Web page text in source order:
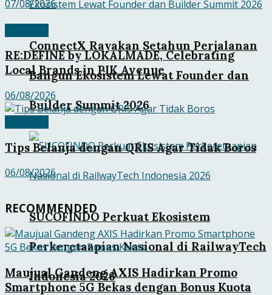
ConnectX Rayakan Setahun Perjalanan
Bangun Ekosistem Lewat Founder dan
Builder Summit 2026
SUCOFINDO Perkuat Ekosistem
Perkeretaapian Nasional di RailwayTech
Indonesia 2026
07/08/2026
RE:DEFINE by LOKALMADE, Celebrating
Local Brands in PIK Avenue
06/08/2026
Tips Belanja dengan QRIS Agar Tidak Boros
06/08/2026
RECOMMENDED
Maujual Gandeng AXIS Hadirkan Promo
Smartphone 5G Bekas dengan Bonus Kuota